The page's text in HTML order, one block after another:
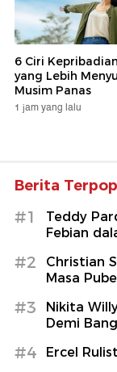
6 Ciri
yang Lebih
Musim Panas
1 jam yang lalu
Berita
#1
Teddy
Febian
#2
Christian
Masa
#3
Nikita
Demi
#4 Ercel